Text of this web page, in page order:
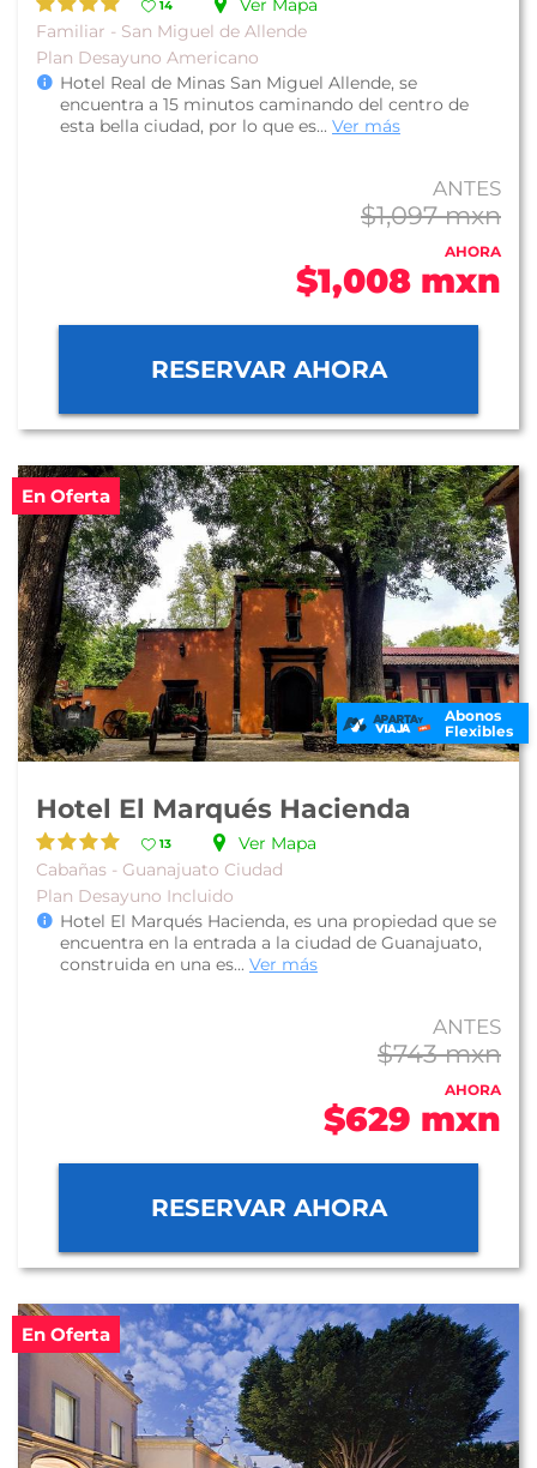
14
Ver Mapa
Familiar - San Miguel de Allende
Plan Desayuno Americano
Hotel Real de Minas San Miguel Allende, se
encuentra a 15 minutos caminando del centro de
esta bella ciudad, por lo que es... Ver más
ANTES
$1,097 mxn
AHORA
$1,008 mxn
RESERVAR AHORA
En Oferta
Abonos
Flexibles
Hotel El Marqués Hacienda
13
Ver Mapa
Cabañas - Guanajuato Ciudad
Plan Desayuno Incluido
Hotel El Marqués Hacienda, es una propiedad que se
encuentra en la entrada a la ciudad de Guanajuato,
construida en una es... Ver más
ANTES
$743 mxn
AHORA
$629 mxn
RESERVAR AHORA
En Oferta